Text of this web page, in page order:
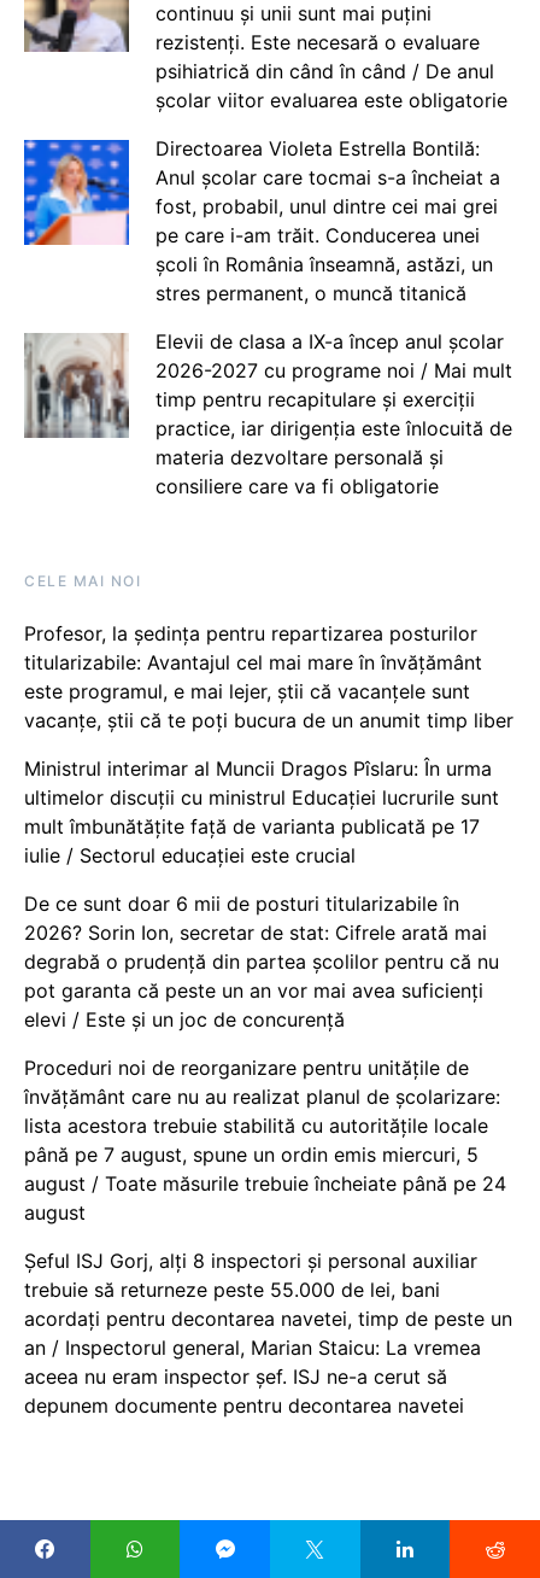
continuu și unii sunt mai puțini
rezistenți. Este necesară o evaluare
psihiatrică din când în când / De anul
școlar viitor evaluarea este obligatorie
Directoarea Violeta Estrella Bontilă:
Anul școlar care tocmai s-a încheiat a
fost, probabil, unul dintre cei mai grei
pe care i-am trăit. Conducerea unei
școli în România înseamnă, astăzi, un
stres permanent, o muncă titanică
Elevii de clasa a IX-a încep anul școlar
2026-2027 cu programe noi / Mai mult
timp pentru recapitulare și exerciții
practice, iar dirigenția este înlocuită de
materia dezvoltare personală și
consiliere care va fi obligatorie
CELE MAI NOI
Profesor, la ședința pentru repartizarea posturilor
titularizabile: Avantajul cel mai mare în învățământ
este programul, e mai lejer, știi că vacanțele sunt
vacanţe, știi că te poți bucura de un anumit timp liber
Ministrul interimar al Muncii Dragos Pîslaru: În urma
ultimelor discuții cu ministrul Educației lucrurile sunt
mult îmbunătățite față de varianta publicată pe 17
iulie / Sectorul educației este crucial
De ce sunt doar 6 mii de posturi titularizabile în
2026? Sorin Ion, secretar de stat: Cifrele arată mai
degrabă o prudență din partea școlilor pentru că nu
pot garanta că peste un an vor mai avea suficienți
elevi / Este și un joc de concurență
Proceduri noi de reorganizare pentru unitățile de
învățământ care nu au realizat planul de școlarizare:
lista acestora trebuie stabilită cu autoritățile locale
până pe 7 august, spune un ordin emis miercuri, 5
august / Toate măsurile trebuie încheiate până pe 24
august
Șeful ISJ Gorj, alți 8 inspectori și personal auxiliar
trebuie să returneze peste 55.000 de lei, bani
acordați pentru decontarea navetei, timp de peste un
an / Inspectorul general, Marian Staicu: La vremea
aceea nu eram inspector șef. ISJ ne-a cerut să
depunem documente pentru decontarea navetei
COPYRIGHT